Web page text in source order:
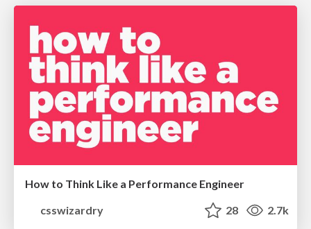
How to Think Like a Performance Engineer
csswizardry
28 2.7k